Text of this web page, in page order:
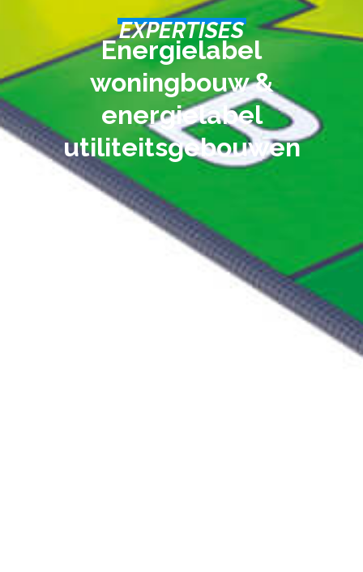
EXPERTISES
Energielabel
woningbouw &
energielabel
utiliteitsgebouwen